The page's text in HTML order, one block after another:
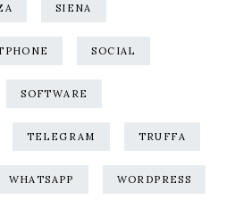
SIENA
SOCIAL
SOFTWARE
TELEGRAM TRUFFA
WHATSAPP WORDPRESS